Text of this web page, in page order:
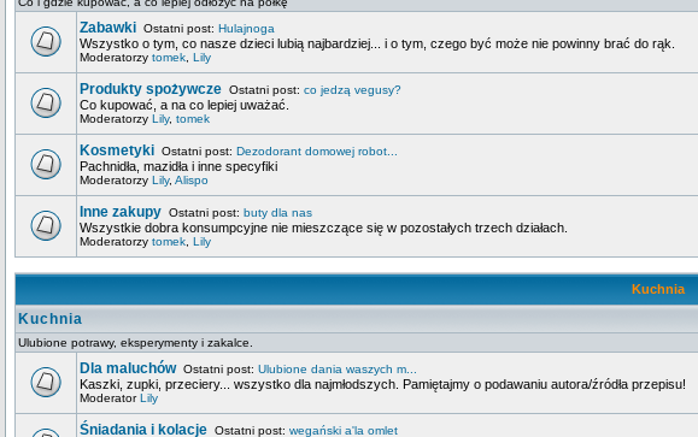
Zabawki Ostatni post: Hulajnoga
Wszystko o tym, co nasze dzieci lubią najbardziej... i o tym, czego być może nie powinny brać do rąk.
Moderatorzy tomek Lily
Produkty spożywcze Ostatni post: co jedzą vegusy?
Co kupować, a na co lepiej uważać.
Moderatorzy Lily, tomek
Kosmetyki Ostatni post: Dezodorant domowej robot...
Pachnidła, mazidła i inne specyfiki
Moderatorzy Lily, Alispo
Inne zakupy Ostatni post: buty dla nas
Wszystkie dobra konsumpcyjne nie mieszczące się w pozostałych trzech działach.
Moderatorzy tomek Lily
Kuchnia
Kuchnia
Ulubione potrawy, eksperymenty i zakalce.
Dla maluchówOstatni post: Ulubione dania waszych m...
Kaszki, zupki, przeciery... wszystko dla najmłodszych. Pamiętajmy o podawaniu autora/źródła przepisu!
ModeratorLily
Śniadania i kolacje Ostatni post: wegański a'la omlet